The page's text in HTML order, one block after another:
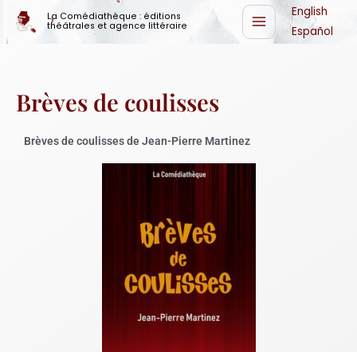
Aller
contenu
La Comédiathèque : éditions
théâtrales et agence littéraire
English
Español
Brèves de coulisses
Brèves de coulisses de Jean-Pierre Martinez